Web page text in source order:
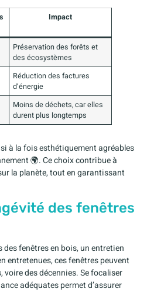
Impact
Préservation des forêts et
des écosystèmes
Réduction des factures
d’énergie
Moins de déchets, car elles
durent plus longtemps
à la fois esthétiquement agréables
🌍. Ce choix contribue à
la planète, tout en garantissant
des fenêtres
fenêtres en bois, un entretien
entretenues, ces fenêtres peuvent
voire des décennies. Se focaliser
adéquates permet d’assurer